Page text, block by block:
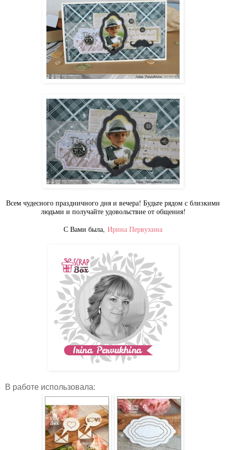
Всем чудесного праздничного дня и вечера! Будьте рядом с близкими
людьми и получайте удовольствие от общения!
С Вами была, Ирина Первухина
В работе использовала: